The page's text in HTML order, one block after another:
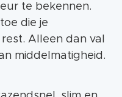
te bekennen.
die je
Alleen dan val
middelmatigheid.